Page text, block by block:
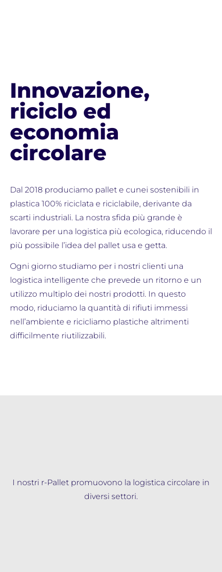
Innovazione,
riciclo ed
economia
circolare
Dal 2018 produciamo pallet e cunei sostenibili in
plastica 100% riciclata e riciclabile, derivante da
scarti industriali. La nostra sfida più grande è
lavorare per una logistica più ecologica, riducendo il
più possibile l’idea del pallet usa e getta.
Ogni giorno studiamo per i nostri clienti una
logistica intelligente che prevede un ritorno e un
utilizzo multiplo dei nostri prodotti. In questo
modo, riduciamo la quantità di rifiuti immessi
nell’ambiente e ricicliamo plastiche altrimenti
difficilmente riutilizzabili.
I nostri r-Pallet promuovono la logistica circolare in
diversi settori.